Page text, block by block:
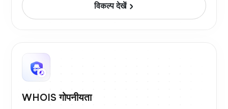
विकल्प देखें
WHOIS गोपनीयता